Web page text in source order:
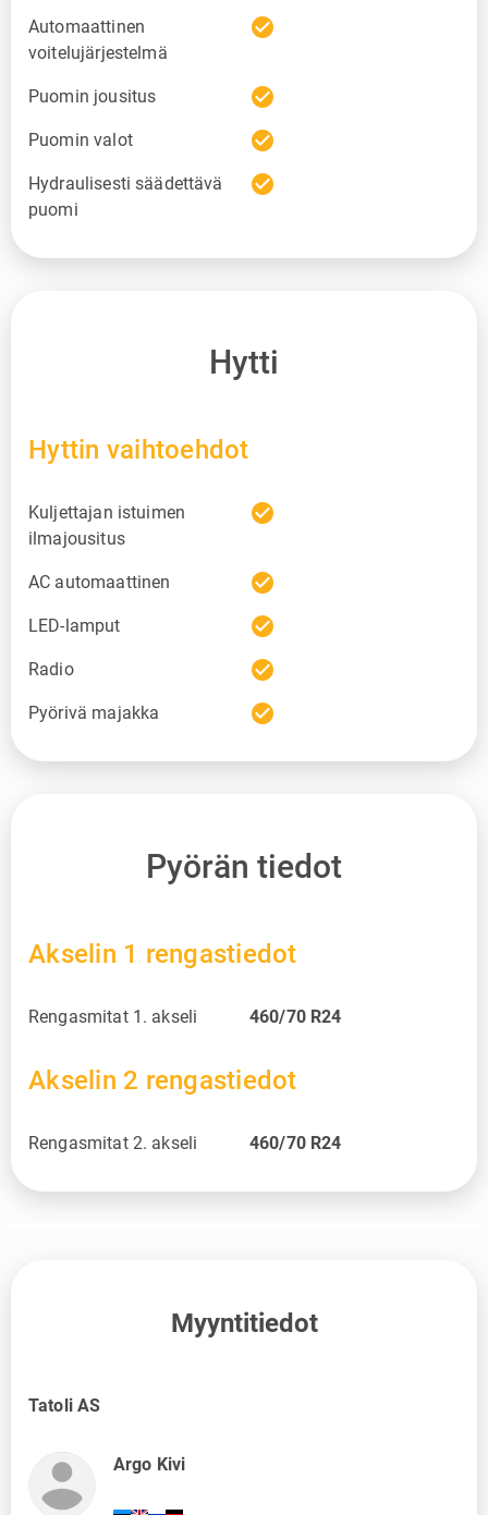
Automaattinen
voitelujärjestelmä
check_circle
Puomin jousitus check_circle
Puomin valot check_circle
Hydraulisesti säädettävä
puomi
check_circle
Hytti
Hyttin vaihtoehdot
Kuljettajan istuimen
ilmajousitus
check_circle
AC automaattinen check_circle
LED-lamput check_circle
Radio check_circle
Pyörivä majakka check_circle
Pyörän tiedot
Akselin 1 rengastiedot
Rengasmitat 1. akseli 460/70 R24
Akselin 2 rengastiedot
Rengasmitat 2. akseli 460/70 R24
Myyntitiedot
Tatoli AS
Argo Kivi